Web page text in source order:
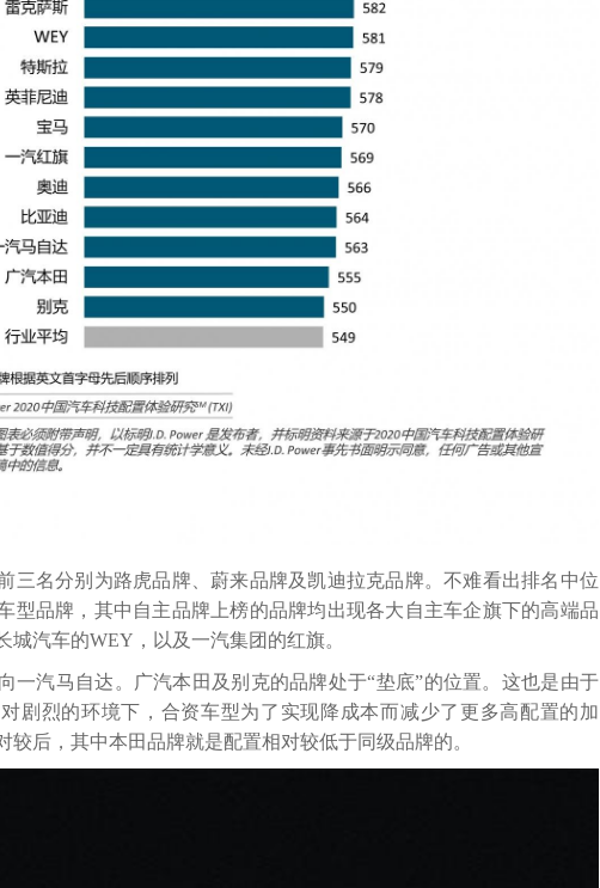
三名分别为路虎品牌、蔚来品牌及凯迪拉克品牌。不难看出排名中位
型品牌，其中自主品牌上榜的品牌均出现各大自主车企旗下的高端品
城汽车的WEY，以及一汽集团的红旗。
一汽马自达。广汽本田及别克的品牌处于“垫底”的位置。这也是由于
剧烈的环境下，合资车型为了实现降成本而减少了更多高配置的加
较后，其中本田品牌就是配置相对较低于同级品牌的。